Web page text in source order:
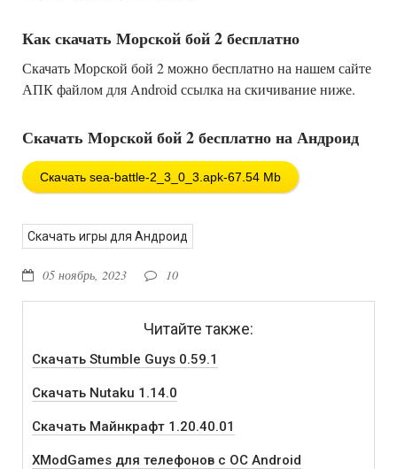
Как скачать Морской бой 2 бесплатно
Скачать Морской бой 2 можно бесплатно на нашем сайте
АПК файлом для Android ссылка на скичивание ниже.
Скачать Морской бой 2 бесплатно на Андроид
Скачать sea-battle-2_3_0_3.apk-67.54 Mb
Скачать игры для Андроид
05 ноябрь, 2023 10
Читайте также:
Скачать Stumble Guys 0.59.1
Скачать Nutaku 1.14.0
Скачать Майнкрафт 1.20.40.01
XModGames для телефонов с ОС Android